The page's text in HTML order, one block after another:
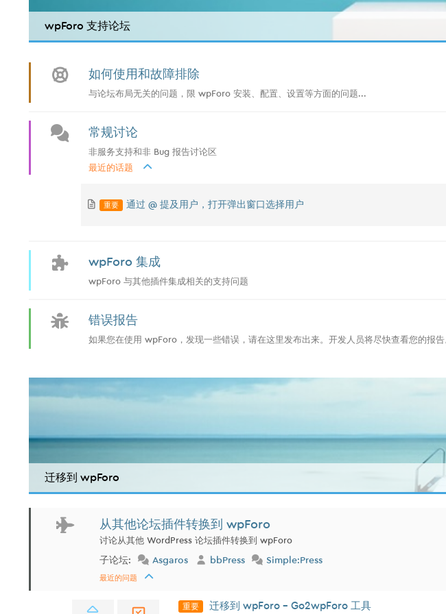
wpForo 支持论坛
如何使用和故障排除
与论坛布局无关的问题，限 wpForo 安装、配置、设置等方面的问题...
常规讨论
非服务支持和非 Bug 报告讨论区
最近的话题
重要 通过 @ 提及用户，打开弹出窗口选择用户
wpForo 集成
wpForo 与其他插件集成相关的支持问题
错误报告
如果您在使用 wpForo，发现一些错误，请在这里发布出来。开发人员将尽快查看您的报告
迁移到 wpForo
从其他论坛插件转换到 wpForo
讨论从其他 WordPress 论坛插件转换到 wpForo
子论坛: Asgaros bbPress Simple:Press
最近的问题
重要 迁移到 wpForo - Go2wpForo 工具